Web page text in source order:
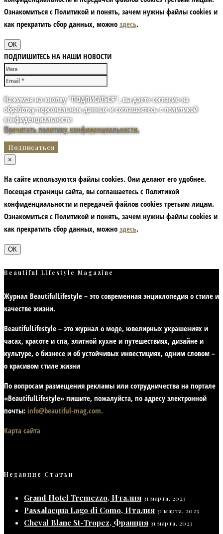
Ознакомиться с Политикой и понять, зачем нужны файлы сookies и
как прекратить сбор данных, можно здесь.
ОК
ПОДПИШИТЕСЬ НА НАШИ НОВОСТИ
Нажимая на кнопку "ПОДПИСАТЬСЯ", вы даете согласие на
обработку персональных данных и соглашаетесь с политикой
конфиденциальности
Прочитать политику конфиденциальности.
×
На сайте используются файлы cookies. Они делают его удобнее.
Посещая страницы сайта, вы соглашаетесь с Политикой
конфиденциальности и передачей файлов cookies третьим лицам.
Ознакомиться с Политикой и понять, зачем нужны файлы сookies и
как прекратить сбор данных, можно здесь.
ОК
Beautiful Lifestyle Magazine
Журнал BeautifulLifestyle – это современная энциклопедия о стиле и
качестве жизни.
BeautifulLifestyle – это журнал о моде, ювелирных украшениях и
часах, красоте и спа, элитной кухне и путешествиях, дизайне и
культуре, о бизнесе и об устойчивых инвестициях, одним словом –
о красивом стиле жизни
По вопросам размещения рекламы или сотрудничества на портале
«BeautifulLifestyle» пишите, пожалуйста, по адресу электронной
почты: info@beautiful-mag.com.
Карта сайта
Недавние Статьи
Grand Hotel Tremezzo, Италия 31 марта, 2023
Passalacqua Lago di Como, Италия 31 марта, 2023
Cheval Blanc St-Tropez, Франция 31 марта, 2023